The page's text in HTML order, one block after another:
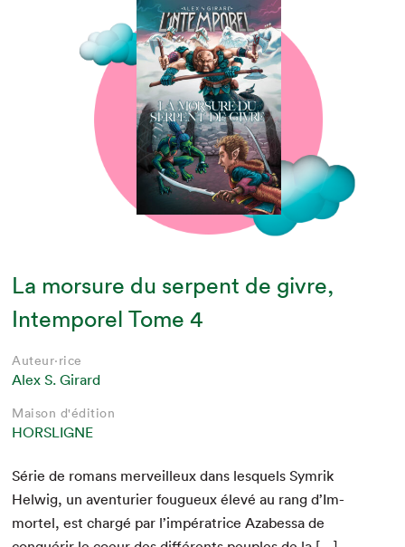
La morsure du serpent de givre,
Intemporel Tome 4
Auteur·rice
Alex S. Girard
Maison d'édition
HORSLIGNE
Série de romans mer­veilleux dans lesquels Sym­rik
Hel­wig, un aven­turi­er fougueux élevé au rang d’Im­
mor­tel, est chargé par l’im­péra­trice Azabessa de